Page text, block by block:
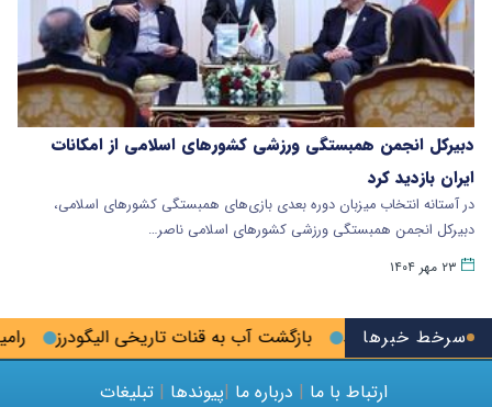
سرخط خبرها بازگشت آب به قنات تاریخی الیگودرز پلمب شد
دبیرکل انجمن همبستگی ورزشی کشورهای اسلامی از امکانات
ایران بازدید کرد
در آستانه انتخاب میزبان دوره بعدی بازی‌های همبستگی کشورهای اسلامی،
دبیرکل انجمن همبستگی ورزشی کشورهای اسلامی ناصر…
۲۳ مهر ۱۴۰۴
ارتباط با ما | درباره ما |پیوندها | تبلیغات